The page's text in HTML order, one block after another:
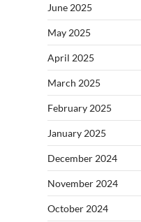
June 2025
May 2025
April 2025
March 2025
February 2025
January 2025
December 2024
November 2024
October 2024